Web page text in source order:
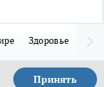
Здоровье
Принять